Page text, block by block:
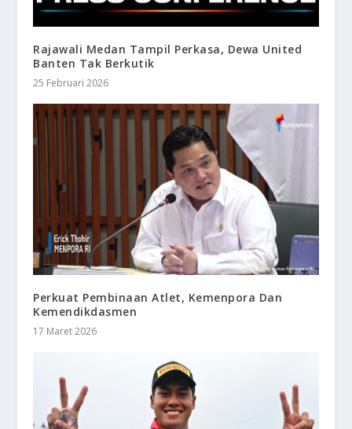
Rajawali Medan Tampil Perkasa, Dewa United
Banten Tak Berkutik
25 Februari 2026
Perkuat Pembinaan Atlet, Kemenpora Dan
Kemendikdasmen
17 Maret 2026